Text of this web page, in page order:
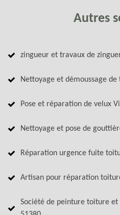
Autres
zingueur et travaux de
Nettoyage et démoussage
Pose et réparation de velux
Nettoyage et pose de
Réparation urgence fuite
Artisan pour réparation
Société de peinture toiture